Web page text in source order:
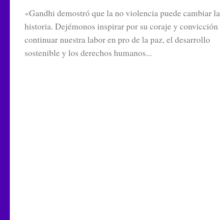
«Gandhi demostró que la no violencia puede cambiar la
historia. Dejémonos inspirar por su coraje y convicción
continuar nuestra labor en pro de la paz, el desarrollo
sostenible y los derechos humanos...